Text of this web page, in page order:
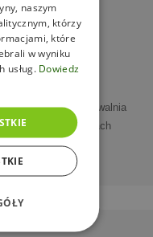
Przechowalnia
i częściach
naszym
którzy
które
w wyniku
usług. Dowiedz